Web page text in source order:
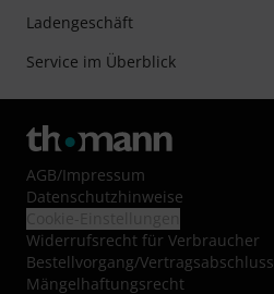
Ladengeschäft
Service im Überblick
AGB/Impressum
Datenschutzhinweise
Widerrufsrecht für Verbraucher
Bestellvorgang/Vertragsabschluss
Mängelhaftungsrecht